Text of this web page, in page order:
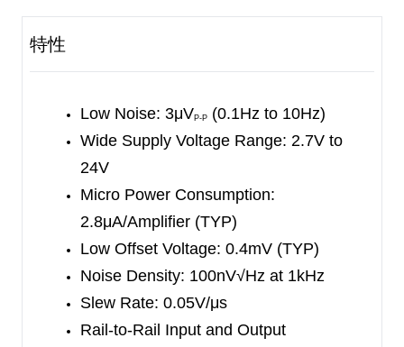
In addition of small packages, the SGM8240-1/2/4
to the very low quiescent current.
The single SGM8240-1 is available in Green SOT-
2 is available in Green SOIC-8, MSOP-8 and
TDFN-2×3-8L packages. The quad SGM8240-4 is
available in a Green SOIC-14 package. They are
℃
特性
Low Noise: 3μVP-P (0.1Hz to 10Hz)
Wide Supply Voltage Range: 2.7V to
24V
Micro Power Consumption:
2.8μA/Amplifier (TYP)
Low Offset Voltage: 0.4mV (TYP)
Noise Density: 100nV√Hz at 1kHz
Slew Rate: 0.05V/μs
Rail-to-Rail Input and Output